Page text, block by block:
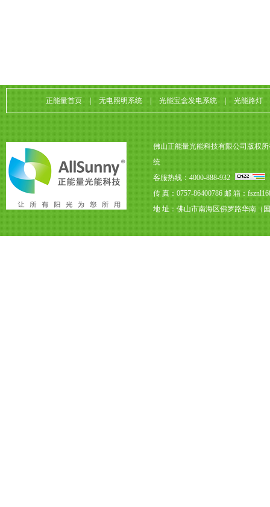
正能量首页 无电照明系统 光能宝盒发电系统 光能路灯
佛山正能量光能科技有限公司版权
统
客服热线：4000-888-932
传 真：0757-86400786 邮 箱：
地 址：佛山市南海区佛罗路华南（